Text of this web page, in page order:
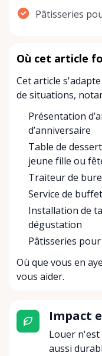
Pâtisseries
Où cet article
Cet article
de situations,
Présentation
d’anniversaire
Table de
jeune fille ou
Traiteur de
Service de
Installation de
dégustation
Pâtisseries
Où que vous en
vous aider.
Impact
Louer
aussi